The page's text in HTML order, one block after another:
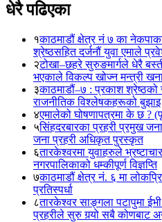
धेरै पढिएका
१काठमाडौं क्षेत्र नं ७ का
श्रेष्ठसहित दर्जनौं युवा एमाले
२टोखा–छहरे सुरुङमार्गले धेरै
भएकाले विकल्प खोज्न मन्त्री
३काठमाडौं–७ : प्रकाश श्रेष्ठको
राजनीतिक विश्लेषकहरूको बुझाइ
४एमालेको घोषणापत्रमा के छ ?
५सिंहदरबारका प्रहरी प्रमुख
जना प्रहरी अधिकृत पुरस्कृत
६तारकेश्वरमा युवाहरुले
नगरपालिकाको धम्कीपूर्ण विज्ञप्ति
७काठमाडौं क्षेत्र नं. ६ मा
प्रतिस्पर्धा
८तारकेश्वर साङ्गला पटापुमा
प्रहरीले सुरु गर्‍यो सबै कोणबाट